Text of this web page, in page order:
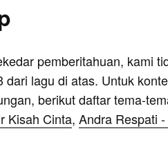
pemberitahuan, kami
dari lagu di atas. Untuk
berikut daftar tema-
Kisah Cinta, Andra Respati